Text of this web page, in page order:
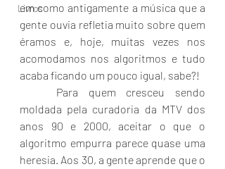
Livros
em como antigamente a música que a
gente ouvia refletia muito sobre quem
éramos e, hoje, muitas vezes nos
acomodamos nos algoritmos e tudo
acaba ficando um pouco igual, sabe?!
moldada pela curadoria da MTV dos
anos 90 e 2000, aceitar o que o
algoritmo empurra parece quase uma
heresia. Aos 30, a gente aprende que o